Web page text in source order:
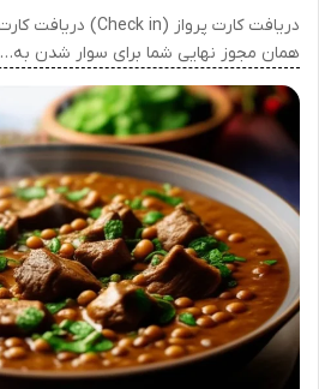
همان مجوز نهایی شما برای سوار شدن به…